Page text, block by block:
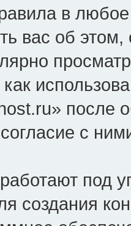
в
вас об
после
с
под
создания